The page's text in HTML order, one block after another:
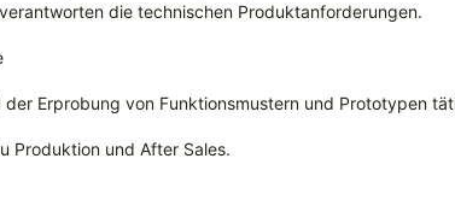
die technischen Produktanforderungen.
der Erprobung von Funktionsmustern und Prototypen
Produktion und After Sales.